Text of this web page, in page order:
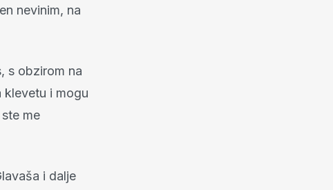
nevinim, na
s obzirom na
klevetu i mogu
me
i dalje